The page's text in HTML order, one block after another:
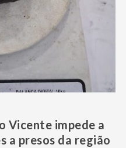
Vicente impede a
a presos da região